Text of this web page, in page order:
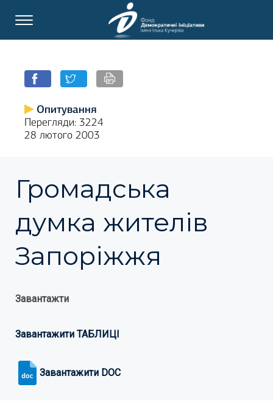
Опитування
Перегляди: 3224
28 лютого 2003
Громадська
думка жителів
Запоріжжя
Завантажти
Завантажити ТАБЛИЦІ
Завантажити DOC